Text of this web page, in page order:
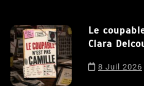
Le
Clara
8 Juil 2026